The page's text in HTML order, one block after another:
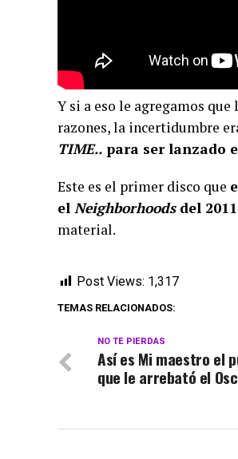
Y si a eso le agregamos
razones, la incertidumbre
TIME.. para ser lanzado
Este es el primer disco que
el Neighborhoodsdel 2011
material.
Post Views: 1,317
TEMAS RELACIONADOS:
NO TE PIERDAS
Así es Mi maestro el
que le arrebató el